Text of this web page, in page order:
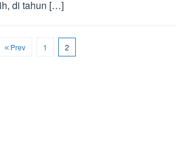
di tahun […]
Prev 1 2